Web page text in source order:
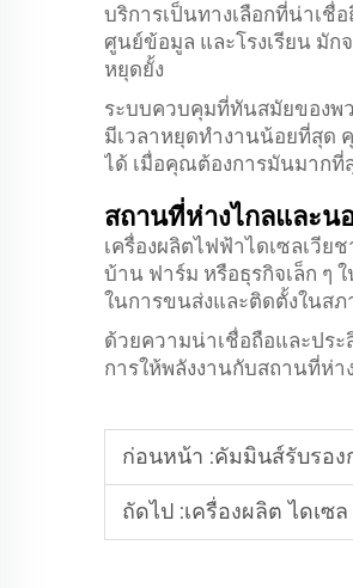
บริการเป็นทางเลือกที่น่าเ
ศูนย์ข้อมูล และโรงเรียน มัก
หยุดยั้ง
ระบบควบคุมที่ทันสมัยของพ
มีเวลาหยุดทํางานน้อยที่สุด
ได้ เมื่อคุณต้องการมันมากที่
สถานที่ห่างไกลและน
เครื่องผลิตไฟฟ้าไดเซลเวี
บ้าน ฟาร์ม หรือธุรกิจเล็ก ๆ
ในการขนส่งและติดตั้งในส
ด้วยความน่าเชื่อถือและประ
การให้พลังงานกับสถานที่ห่า
ก่อนหน้า :คัมมินส์รับรอง
ถัดไป :เครื่องผลิต ไดเซ